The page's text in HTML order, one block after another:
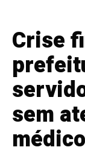
Crise
sem
médico